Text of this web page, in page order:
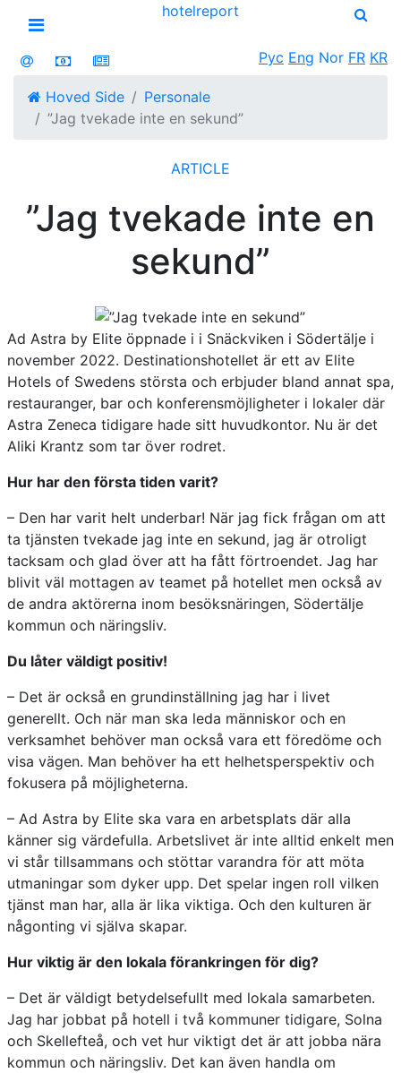
Open menu
hotelreport
Рус Eng Nor FR KR
Hoved Side
Personale
”Jag tvekade inte en sekund”
ARTICLE
”Jag tvekade inte en
sekund”
Ad Astra by Elite öppnade i i Snäckviken i Södertälje i
november 2022. Destinationshotellet är ett av Elite
Hotels of Swedens största och erbjuder bland annat spa,
restauranger, bar och konferensmöjligheter i lokaler där
Astra Zeneca tidigare hade sitt huvudkontor. Nu är det
Aliki Krantz som tar över rodret.
Hur har den första tiden varit?
– Den har varit helt underbar! När jag fick frågan om att
ta tjänsten tvekade jag inte en sekund, jag är otroligt
tacksam och glad över att ha fått förtroendet. Jag har
blivit väl mottagen av teamet på hotellet men också av
de andra aktörerna inom besöksnäringen, Södertälje
kommun och näringsliv.
Du låter väldigt positiv!
– Det är också en grundinställning jag har i livet
generellt. Och när man ska leda människor och en
verksamhet behöver man också vara ett föredöme och
visa vägen. Man behöver ha ett helhetsperspektiv och
fokusera på möjligheterna.
– Ad Astra by Elite ska vara en arbetsplats där alla
känner sig värdefulla. Arbetslivet är inte alltid enkelt men
vi står tillsammans och stöttar varandra för att möta
utmaningar som dyker upp. Det spelar ingen roll vilken
tjänst man har, alla är lika viktiga. Och den kulturen är
någonting vi själva skapar.
Hur viktig är den lokala förankringen för dig?
– Det är väldigt betydelsefullt med lokala samarbeten.
Jag har jobbat på hotell i två kommuner tidigare, Solna
och Skellefteå, och vet hur viktigt det är att jobba nära
kommun och näringsliv. Det kan även handla om